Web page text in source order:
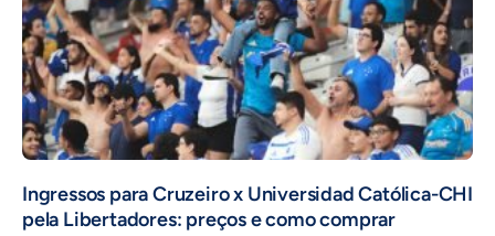
Ingressos para Cruzeiro x Universidad Católica-CHI
pela Libertadores: preços e como comprar